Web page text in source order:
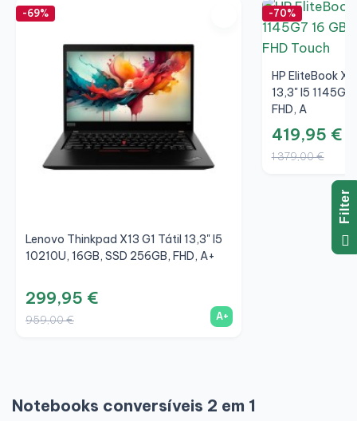
-69%
Lenovo Thinkpad X13 G1 Tátil 13,3" I5
10210U, 16GB, SSD 256GB, FHD, A+
299,95 €
959,00 € A+
-70%
HP EliteBook
13,3" I5
FHD, A
419,95 €
1 379,00 €
Notebooks conversíveis 2 em 1
R